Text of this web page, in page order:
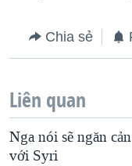
Chia sẻ
Liên quan
Nga nói sẽ ngăn
với Syri